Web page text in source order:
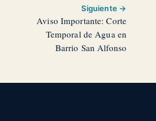
Siguiente →
Aviso Importante: Corte
Temporal de Agua en
Barrio San Alfonso